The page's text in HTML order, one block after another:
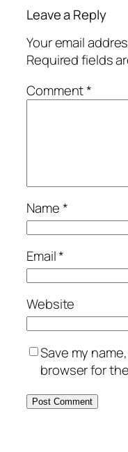
Leave a Reply
Your email
Required fields
Comment*
Name*
Email*
Website
Save my
browser for